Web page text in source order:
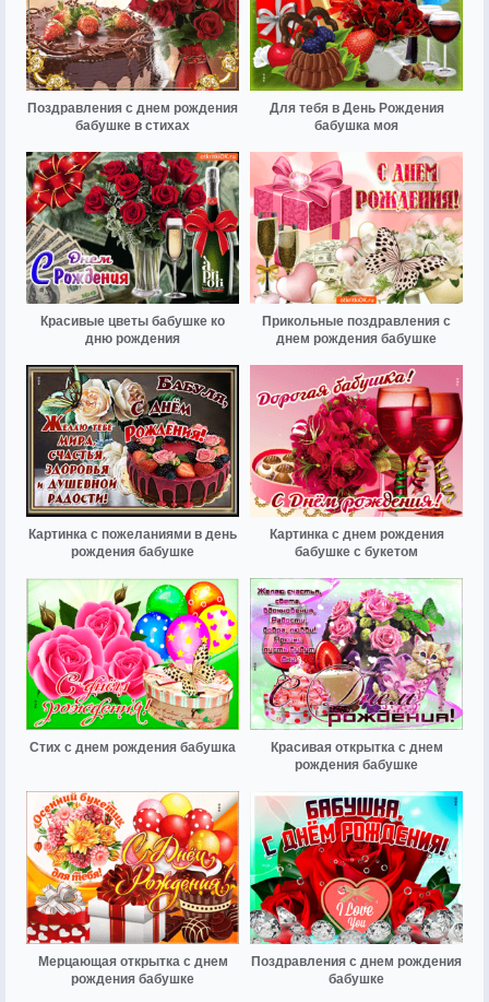
Поздравления с днем рождения
бабушке в стихах
Для тебя в День Рождения
бабушка моя
Красивые цветы бабушке ко
дню рождения
Прикольные поздравления с
днем рождения бабушке
Картинка с пожеланиями в день
рождения бабушке
Картинка с днем рождения
бабушке с букетом
Стих с днем рождения бабушка
Красивая открытка с днем
рождения бабушке
Мерцающая открытка с днем
рождения бабушке
Поздравления с днем рождения
бабушке